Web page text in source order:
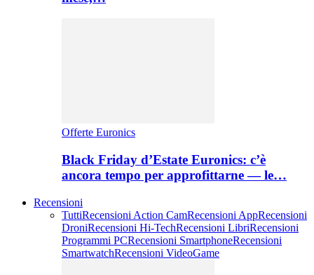
Offerte Euronics
Black Friday d’Estate Euronics: c’è
ancora tempo per approfittarne — le…
Recensioni
TuttiRecensioni Action CamRecensioni AppRecensioni
DroniRecensioni Hi-TechRecensioni LibriRecensioni
Programmi PCRecensioni SmartphoneRecensioni
SmartwatchRecensioni VideoGame